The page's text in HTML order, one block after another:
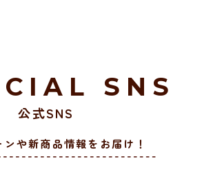
SNS
公式SNS
や新商品情報をお届け！